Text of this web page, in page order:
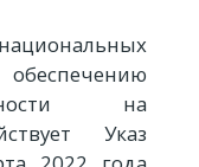
на
Указ